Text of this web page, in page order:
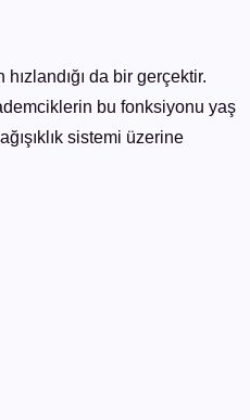
da bir gerçektir.
bu fonksiyonu yaş
sistemi üzerine